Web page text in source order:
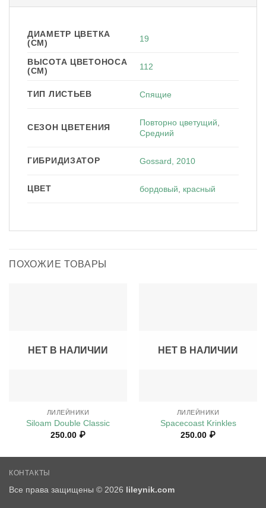
ДИАМЕТР ЦВЕТКА
(СМ)
19
ВЫСОТА ЦВЕТОНОСА
(СМ)
112
ТИП ЛИСТЬЕВ Спящие
СЕЗОН ЦВЕТЕНИЯ Повторно цветущий,
Средний
ГИБРИДИЗАТОР Gossard, 2010
ЦВЕТ бордовый, красный
ПОХОЖИЕ ТОВАРЫ
НЕТ В НАЛИЧИИ
ЛИЛЕЙНИКИ
Siloam Double Classic
250.00 ₽
НЕТ В НАЛИЧИИ
ЛИЛЕЙНИКИ
Spacecoast Krinkles
250.00 ₽
КОНТАКТЫ
Все права защищены © 2026 lileynik.com